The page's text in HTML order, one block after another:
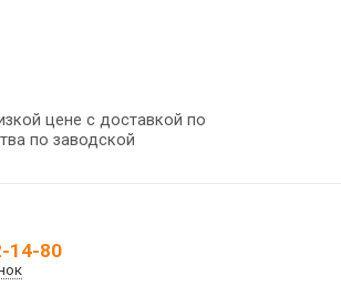
цене с доставкой по
по заводской
14-80